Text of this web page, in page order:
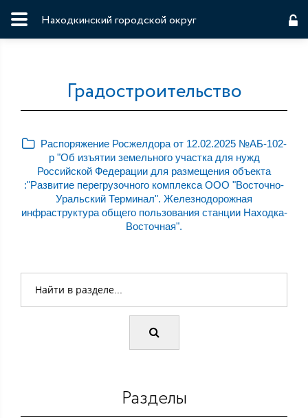
Находкинский городской округ
Градостроительство
Распоряжение Росжелдора от 12.02.2025 №АБ-102-
р "Об изъятии земельного участка для нужд
Российской Федерации для размещения объекта
:"Развитие перегрузочного комплекса ООО "Восточно-
Уральский Терминал". Железнодорожная
инфраструктура общего пользования станции Находка-
Восточная".
Разделы